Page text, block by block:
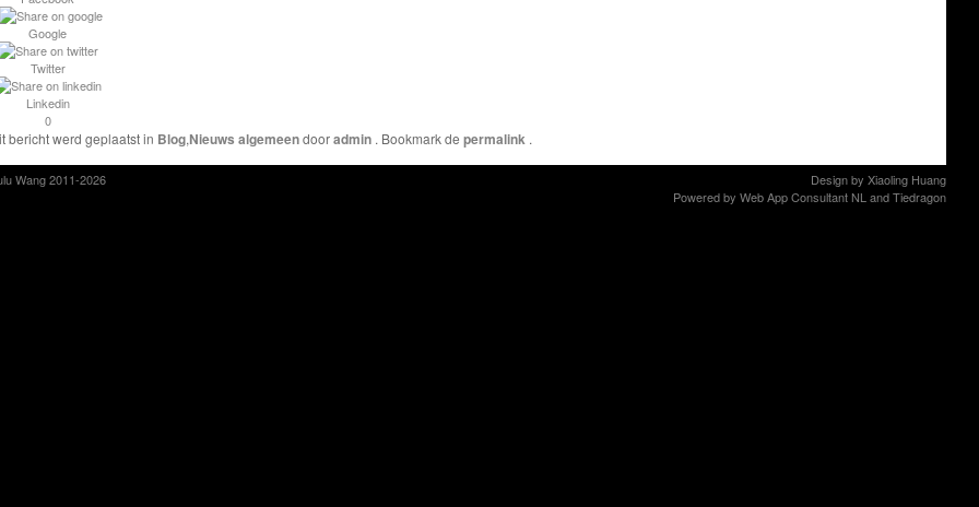
Google
Twitter
Linkedin
0
bericht werd geplaatst in Blog,Nieuws algemeendooradmin . Bookmark de permalink .
Wang 2011-2026 Design by Xiaoling Huang
Powered by Web App Consultant NL andTiedragon